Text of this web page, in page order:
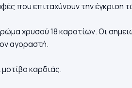
που επιταχύνουν την έγκριση
χρυσού 18 καρατίων. Οι
αγοραστή.
καρδιάς.